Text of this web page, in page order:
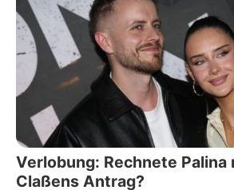
Verlobung: Rechnete Palina
Claßens Antrag?